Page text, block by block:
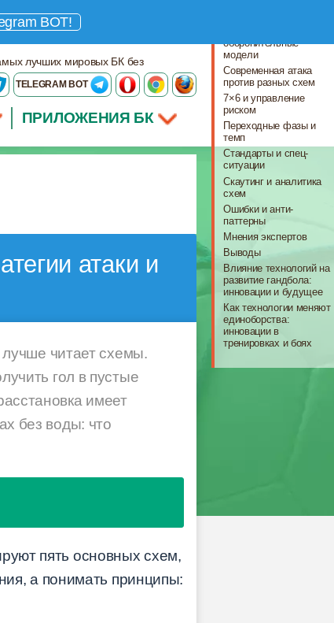
BOT!
лучших мировых БК без
TELEGRAM BOT
ПРИЛОЖЕНИЯ БК
атаки и
лучше читает схемы.
гол в пустые
имеет
без воды: что
пять основных схем,
а понимать принципы:
оборонительные
модели
Современная атака
против разных схем
7×6 и управление
риском
Переходные фазы и
темп
Стандарты и спец-
ситуации
Скаутинг и аналитика
схем
Ошибки и анти-
паттерны
Мнения экспертов
Выводы
Влияние технологий на
развитие гандбола:
инновации и будущее
Как технологии меняют
единоборства:
инновации в
тренировках и боях